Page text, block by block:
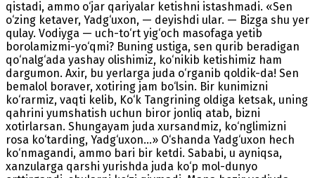
qistadi, ammo o‘jar qariyalar ketishni istashmadi. «Sen
o‘zing ketaver, Yadg‘uxon, — deyishdi ular. — Bizga shu yer
qulay. Vodiyga — uch-to‘rt yig‘och masofaga yetib
borolamizmi-yo‘qmi? Buning ustiga, sen qurib beradigan
qo‘nalg‘ada yashay olishimiz, ko‘nikib ketishimiz ham
dargumon. Axir, bu yerlarga juda o‘rganib qoldik-da! Sen
bemalol boraver, xotiring jam bo‘lsin. Bir kunimizni
ko‘rarmiz, vaqti kelib, Ko‘k Tangrining oldiga ketsak, uning
qahrini yumshatish uchun biror jonliq atab, bizni
xotirlarsan. Shungayam juda xursandmiz, ko‘nglimizni
rosa ko‘tarding, Yadg‘uxon...» O‘shanda Yadg‘uxon hech
ko‘nmagandi, ammo bari bir ketdi. Sababi, u ayniqsa,
xanzularga qarshi yurishda juda ko‘p mol-dunyo